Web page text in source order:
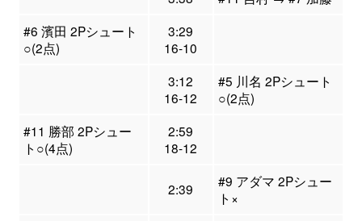
#6 濱田 2Pシュート
○(2点)
3:29
16-10
3:12
16-12
#5 川名 2Pシュート
○(2点)
#11 勝部 2Pシュー
ト○(4点)
2:59
18-12
2:39
#9 アダマ 2Pシュー
ト×